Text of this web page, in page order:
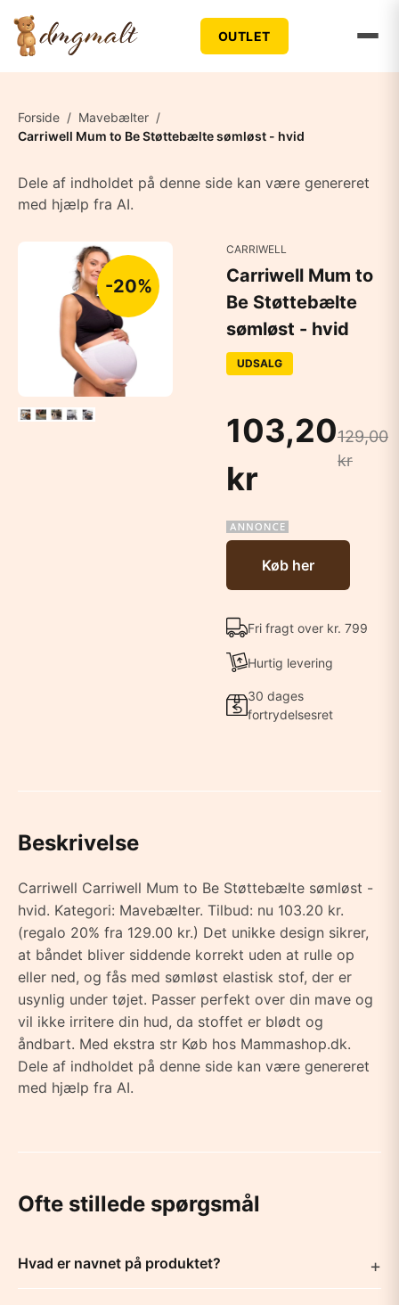
OUTLET
Forside / Mavebælter /
Carriwell Mum to Be Støttebælte sømløst - hvid
Dele af indholdet på denne side kan være genereret
med hjælp fra AI.
-20%
CARRIWELL
Carriwell Mum to
Be Støttebælte
sømløst - hvid
UDSALG
103,20
kr
129,00
kr
Køb her
Fri fragt over kr. 799
Hurtig levering
30 dages
fortrydelsesret
Beskrivelse
Carriwell Carriwell Mum to Be Støttebælte sømløst -
hvid. Kategori: Mavebælter. Tilbud: nu 103.20 kr.
(regalo 20% fra 129.00 kr.) Det unikke design sikrer,
at båndet bliver siddende korrekt uden at rulle op
eller ned, og fås med sømløst elastisk stof, der er
usynlig under tøjet. Passer perfekt over din mave og
vil ikke irritere din hud, da stoffet er blødt og
åndbart. Med ekstra str Køb hos Mammashop.dk.
Dele af indholdet på denne side kan være genereret
med hjælp fra AI.
Ofte stillede spørgsmål
Hvad er navnet på produktet?